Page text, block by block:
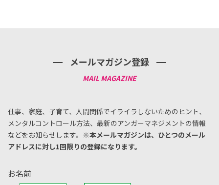
メールマガジン登録
仕事、家庭、子育て、人間関係でイライラしないためのヒント、
メンタルコントロール方法、 最新のアンガーマネジメントの情報
などをお知らせします。 ※本メールマガジンは、ひとつのメール
アドレスに対し1回限りの登録になります。
お名前